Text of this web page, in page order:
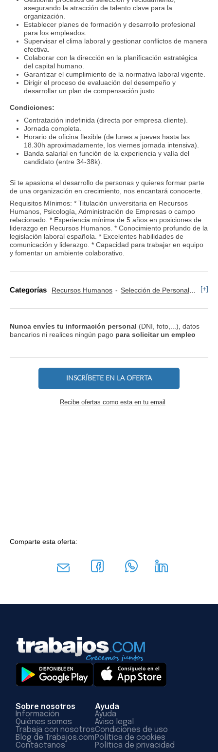
asegurando la atracción de talento clave para la
organización.
Establecer planes de formación y desarrollo profesional
para los empleados.
Supervisar el clima laboral y gestionar conflictos de manera
efectiva.
Colaborar con la dirección en la planificación estratégica
del capital humano.
Garantizar el cumplimiento de la normativa laboral vigente.
Dirigir el proceso de evaluación del desempeño y
desarrollar un plan de compensación justo
Condiciones:
Contratación indefinida (directa por empresa cliente).
Jornada completa.
Horario de oficina flexible (de lunes a jueves hasta las
18.30h aproximadamente, los viernes jornada intensiva).
Banda salarial en función de la experiencia y valía del
candidato (entre 34-38k).
Si te apasiona el desarrollo de personas y quieres formar parte
de una organización en crecimiento, nos encantará conocerte.
Requisitos Mínimos: * Titulación universitaria en Recursos
Humanos, Psicología, Administración de Empresas o campo
relacionado. * Experiencia mínima de 5 años en posiciones de
liderazgo en Recursos Humanos. * Conocimiento profundo de la
legislación laboral española. * Excelentes habilidades de
comunicación y liderazgo. * Capacidad para trabajar en equipo
y fomentar un ambiente colaborativo.
Categorías Recursos Humanos Selección de Personal [+]
Nunca envíes tu información personal (DNI, foto,...), datos
bancarios ni realices ningún pago para solicitar un empleo
INSCRÍBETE EN LA OFERTA
Recibe ofertas como esta en tu email
Comparte esta oferta:
Sobre nosotros
Información
Quiénes somos
Trabaja con nosotros
Blog de Trabajos.com
Contáctanos
Ayuda
Ayuda
Aviso legal
Condiciones de uso
Política de cookies
Política de privacidad